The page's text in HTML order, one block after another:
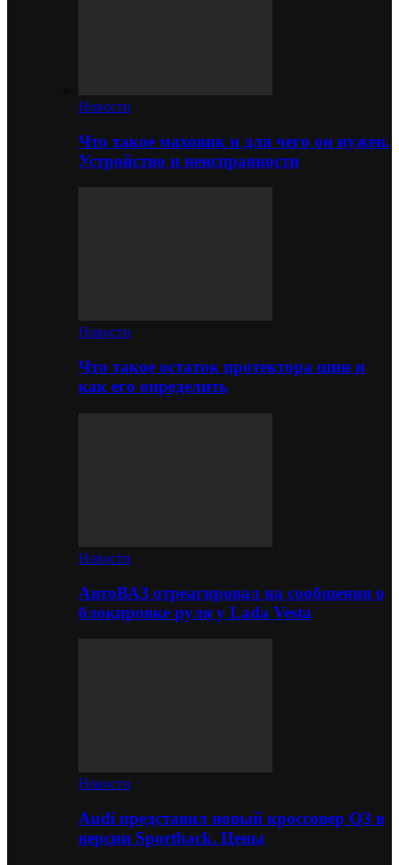
Новости
Что такое маховик и для чего он нужен.
Устройство и неисправности
Новости
Что такое остаток протектора шин и
как его определить
Новости
АвтоВАЗ отреагировал на сообщения о
блокировке руля у Lada Vesta
Новости
Audi представил новый кроссовер Q3 в
версии Sportback. Цены